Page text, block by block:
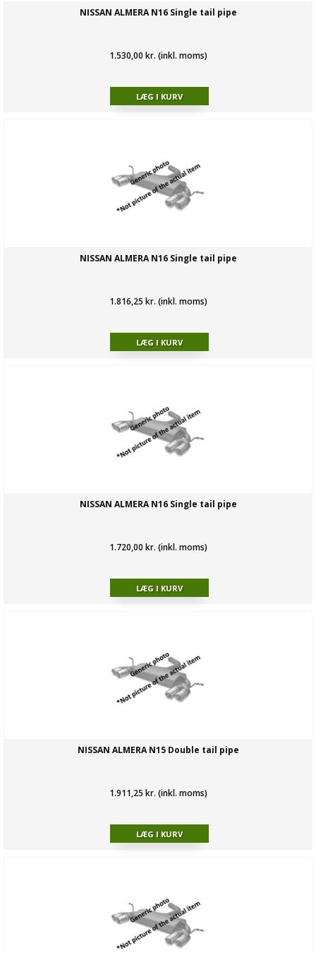
NISSAN ALMERA N16 Single tail pipe
1.530,00 kr. (inkl. moms)
NISSAN ALMERA N16 Single tail pipe
1.816,25 kr. (inkl. moms)
NISSAN ALMERA N16 Single tail pipe
1.720,00 kr. (inkl. moms)
NISSAN ALMERA N15 Double tail pipe
1.911,25 kr. (inkl. moms)